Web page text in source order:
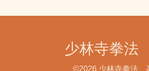
少林寺拳法
©2026 少林寺拳法